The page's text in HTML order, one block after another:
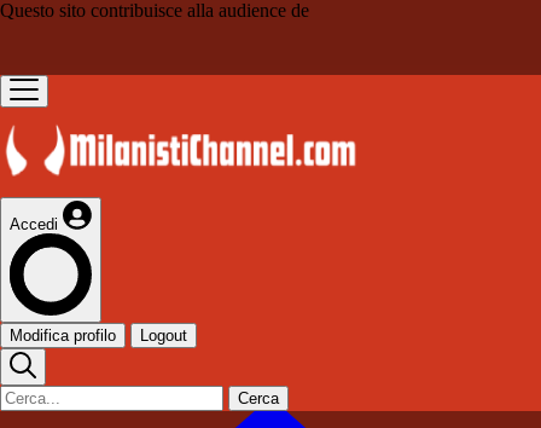
Questo sito contribuisce alla audience de
Accedi
Modifica profilo Logout
Cerca